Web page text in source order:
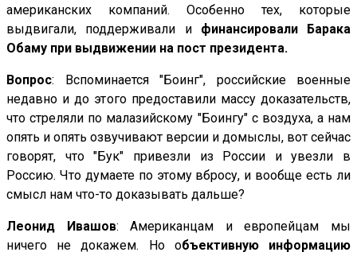
американских компаний. Особенно тех, которые
выдвигали, поддерживали и финансировали Барака
Обаму при выдвижении на пост президента.
Вопрос: Вспоминается "Боинг", российские военные
недавно и до этого предоставили массу доказательств,
что стреляли по малазийскому "Боингу" с воздуха, а нам
опять и опять озвучивают версии и домыслы, вот сейчас
говорят, что "Бук" привезли из России и увезли в
Россию. Что думаете по этому вбросу, и вообще есть ли
смысл нам что-то доказывать дальше?
Леонид Ивашов: Американцам и европейцам мы
ничего не докажем. Но объективную информацию